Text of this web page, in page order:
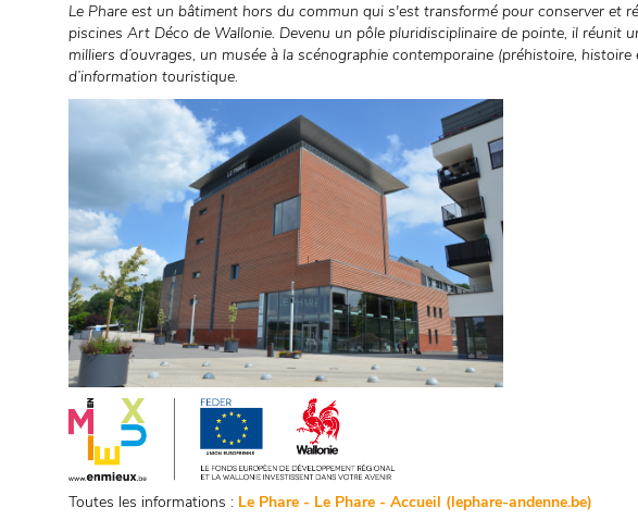
Le Phare est un bâtiment hors du commun qui s'est transformé pour conserver et
piscines Art Déco de Wallonie. Devenu un pôle pluridisciplinaire de pointe, il réunit
milliers d’ouvrages, un musée à la scénographie contemporaine (préhistoire,
d’information touristique.
Toutes les informations : Le Phare - Le Phare - Accueil (lephare-andenne.be)